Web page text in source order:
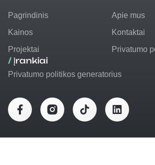
Pagrindinis
Kainos
Projektai
Apie mus
Kontaktai
Privatumo
/ Įrankiai
Privatumo politikos generatorius